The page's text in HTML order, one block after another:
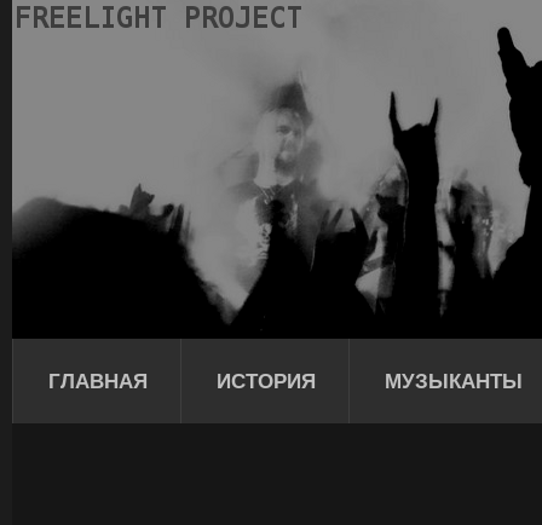
ГЛАВНАЯ ИСТОРИЯ МУЗЫКАНТЫ